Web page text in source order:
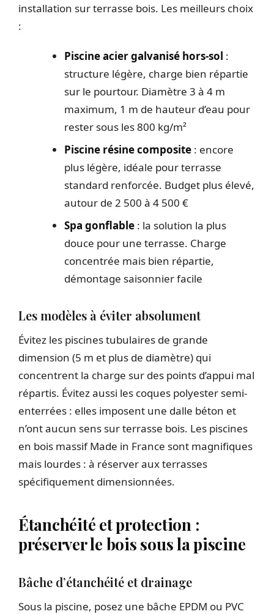
installation sur terrasse bois. Les meilleurs choix
:
Piscine acier galvanisé hors-sol :
structure légère, charge bien répartie
sur le pourtour. Diamètre 3 à 4 m
maximum, 1 m de hauteur d’eau pour
rester sous les 800 kg/m²
Piscine résine composite : encore
plus légère, idéale pour terrasse
standard renforcée. Budget plus élevé,
autour de 2 500 à 4 500 €
Spa gonflable : la solution la plus
douce pour une terrasse. Charge
concentrée mais bien répartie,
démontage saisonnier facile
Les modèles à éviter absolument
Évitez les piscines tubulaires de grande
dimension (5 m et plus de diamètre) qui
concentrent la charge sur des points d’appui mal
répartis. Évitez aussi les coques polyester semi-
enterrées : elles imposent une dalle béton et
n’ont aucun sens sur terrasse bois. Les piscines
en bois massif Made in France sont magnifiques
mais lourdes : à réserver aux terrasses
spécifiquement dimensionnées.
Étanchéité et protection :
préserver le bois sous la piscine
Bâche d’étanchéité et drainage
Sous la piscine, posez une bâche EPDM ou PVC